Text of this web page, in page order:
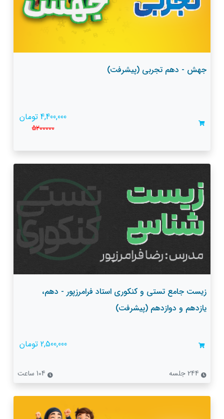
جهش - دهم تجربی (پیشرفت)
4,400,000 تومان
5200000
زیست جامع تستی و کنکوری استاد فرامرزپور - دهم،
یازدهم و دوازدهم (پیشرفت)
2,500,000 تومان